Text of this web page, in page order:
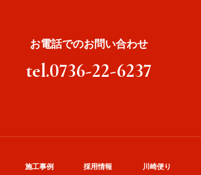
お電話でのお問い合わせ
tel.0736-22-6237
施工事例 採用情報 川崎便り